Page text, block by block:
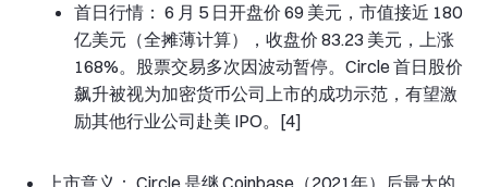
首日行情： 6 月 5 日开盘价 69 美元，市值接近 180
亿美元（全摊薄计算），收盘价 83.23 美元，上涨
168%。股票交易多次因波动暂停。Circle 首日股价
飙升被视为加密货币公司上市的成功示范，有望激
励其他行业公司赴美 IPO。[4]